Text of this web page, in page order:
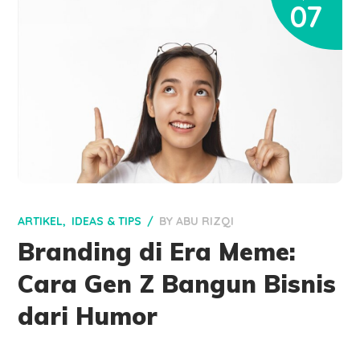
07
ARTIKEL IDEAS & TIPS BYABU RIZQI
Branding di Era Meme:
Cara Gen Z Bangun Bisnis
dari Humor